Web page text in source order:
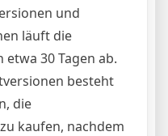
und
läuft die
30 Tagen ab.
besteht
die
kaufen, nachdem